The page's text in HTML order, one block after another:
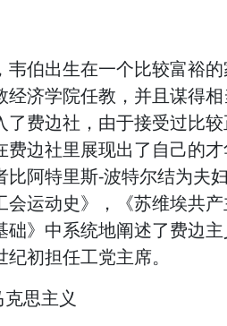
韦伯出生在一个比较富裕
经济学院任教，并且谋得
了费边社，由于接受过比
费边社里展现出了自己的
比阿特里斯-波特尔结为夫
会运动史》，《苏维埃共
础》中系统地阐述了费边
初担任工党主席。
思主义